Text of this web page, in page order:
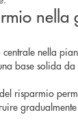
nella
nella
base solida
risparmio